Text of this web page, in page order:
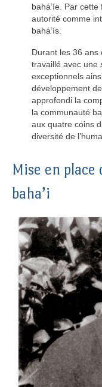
bahá’íe. Par
autorité comme
bahá’ís.
Durant les 36 ans
travaillé avec une
exceptionnels
développement
approfondi la
la communauté
aux quatre coins
diversité de
Mise en
baha’i